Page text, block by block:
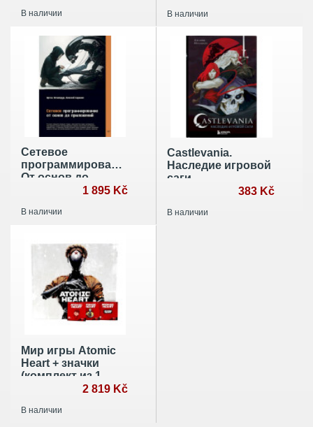
В наличии
руками. С QR-
Диском
В наличии
Сетевое
программирование.
От основ до
приложений1 895 Kč
В наличии
Castlevania.
Наследие игровой
саги
383 Kč
В наличии
Мир игры Atomic
Heart + значки
(комплект из 1
книги и 3 значков)
2 819 Kč
В наличии